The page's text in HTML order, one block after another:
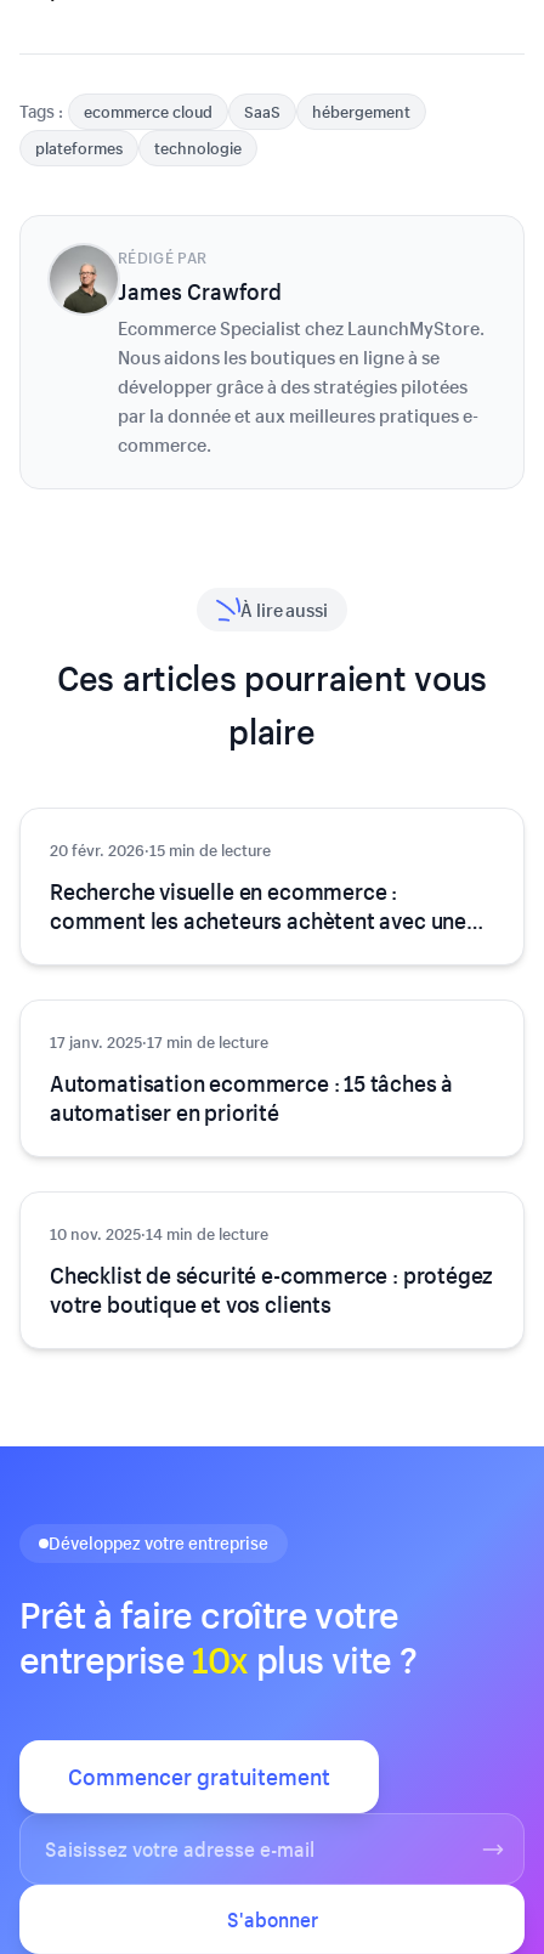
Tags : ecommerce cloud SaaS
hébergement
plateformes
technologie
RÉDIGÉ PAR
James Crawford
Ecommerce Specialist chez LaunchMyStore.
Nous aidons les boutiques en ligne à se
développer grâce à des stratégies pilotées
par la donnée et aux meilleures pratiques e-
commerce.
À lire aussi
Ces articles pourraient vous
plaire
Technologie
20 févr. 2026·15 min de lecture
Recherche visuelle en ecommerce :
comment les acheteurs achètent avec une
Technologie
17 janv. 2025·17 min de lecture
Automatisation ecommerce : 15 tâches à
automatiser en priorité
Technologie
10 nov. 2025·14 min de lecture
Checklist de sécurité e-commerce : protégez
votre boutique et vos clients
Développez votre entreprise
Prêt à faire croître votre
entreprise10x plus vite ?
Commencer gratuitement
S'abonner